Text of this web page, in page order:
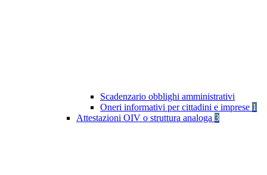
Scadenzario obblighi amministrativi
Oneri informativi per cittadini e imprese 1
Attestazioni OIV o struttura analoga 3